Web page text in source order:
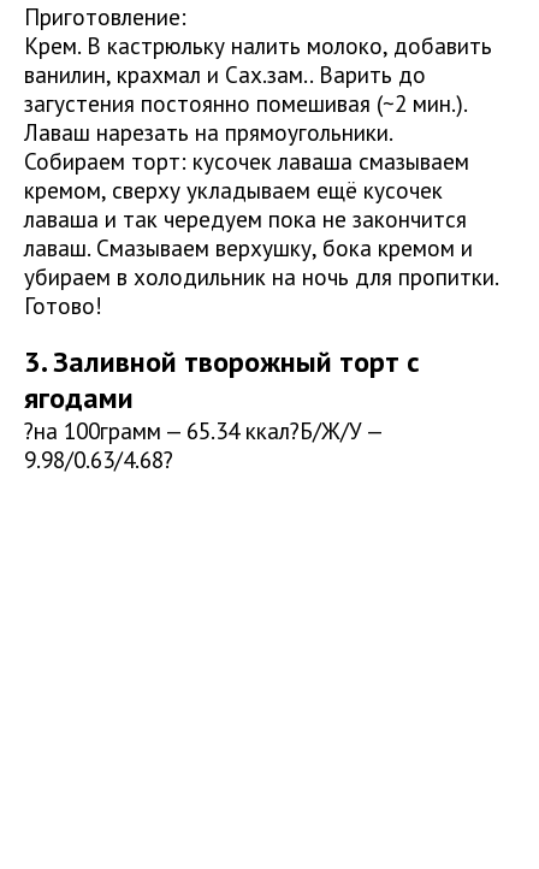
Приготовление:
Крем. В кастрюльку налить молоко, добавить
ванилин, крахмал и Сах.зам.. Варить до
загустения постоянно помешивая (~2 мин.).
Лаваш нарезать на прямоугольники.
Собираем торт: кусочек лаваша смазываем
кремом, сверху укладываем ещё кусочек
лаваша и так чередуем пока не закончится
лаваш. Смазываем верхушку, бока кремом и
убираем в холодильник на ночь для пропитки.
Готово!
3. Заливной творожный торт с
ягодами
?на 100грамм — 65.34 ккал?Б/Ж/У —
9.98/0.63/4.68?